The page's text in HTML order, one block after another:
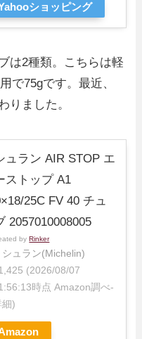
ショッピング
は2種類。こちらは軽
で75gです。最近、
りました。
ュラン AIR STOP エ
ストップ A1
25C FV 40 チュ
2057010008005
by Rinker
シュラン(Michelin)
(2026/08/07
時点 Amazon調べ-
細)